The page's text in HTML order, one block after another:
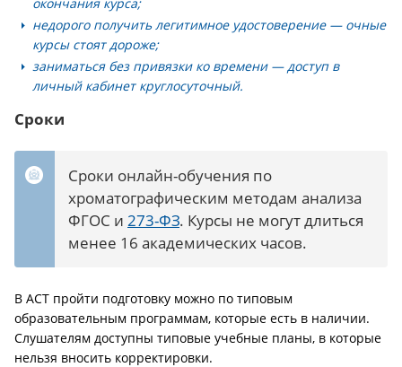
недорого получить легитимное удостоверение — очные
курсы стоят дороже;
заниматься без привязки ко времени — доступ в
личный кабинет круглосуточный.
Сроки
Сроки онлайн-обучения по
хроматографическим методам анализа
ФГОС и 273-ФЗ. Курсы не могут длиться
менее 16 академических часов.
В АСТ пройти подготовку можно по типовым
образовательным программам, которые есть в наличии.
Слушателям доступны типовые учебные планы, в которые
нельзя вносить корректировки.